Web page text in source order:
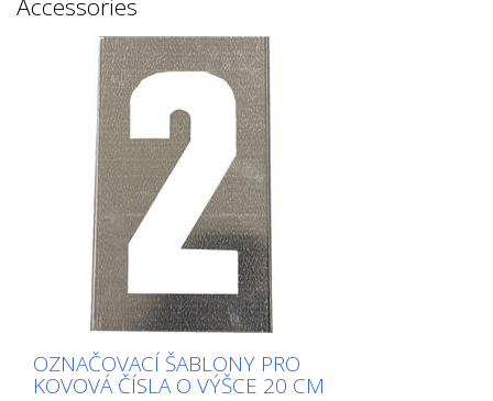
Accessories
OZNAČOVACÍ ŠABLONY PRO
KOVOVÁ ČÍSLA O VÝŠCE 20 CM